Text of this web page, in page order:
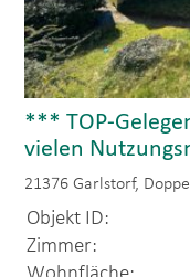
*** TOP-
vielen
21376 Garlstorf,
Objekt ID:
Zimmer:
Wohnfläche: